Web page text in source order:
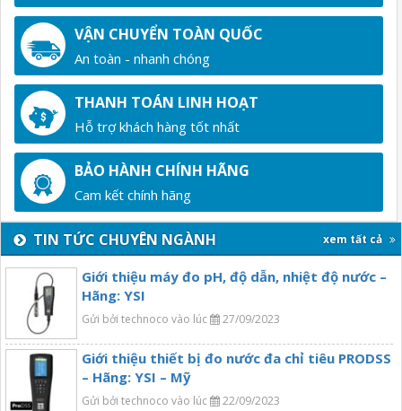
VẬN CHUYỂN TOÀN QUỐC
An toàn - nhanh chóng
THANH TOÁN LINH HOẠT
Hỗ trợ khách hàng tốt nhất
BẢO HÀNH CHÍNH HÃNG
Cam kết chính hãng
TIN TỨC CHUYÊN NGÀNH xem tất cả
Giới thiệu máy đo pH, độ dẫn, nhiệt độ nước –
Hãng: YSI
Gửi bởi technoco vào lúc 27/09/2023
Giới thiệu thiết bị đo nước đa chỉ tiêu PRODSS
– Hãng: YSI – Mỹ
Gửi bởi technoco vào lúc 22/09/2023